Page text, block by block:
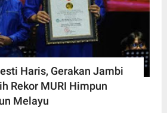
Haris, Gerakan Jambi
Rekor MURI Himpun
Melayu